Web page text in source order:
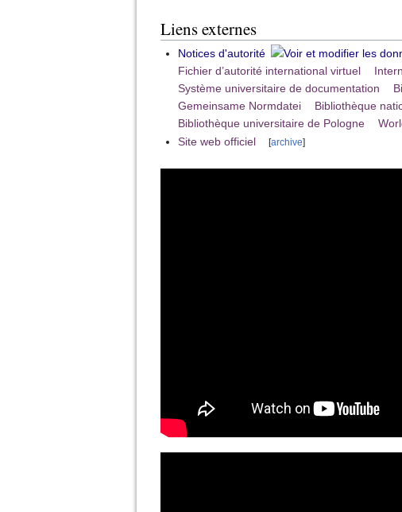
Liens externes
Notices d'autorité
Fichier d’autorité international virtuel
Système universitaire de documentation
Gemeinsame Normdatei
Bibliothèque
Bibliothèque universitaire de Pologne
Site web officiel
[archive]